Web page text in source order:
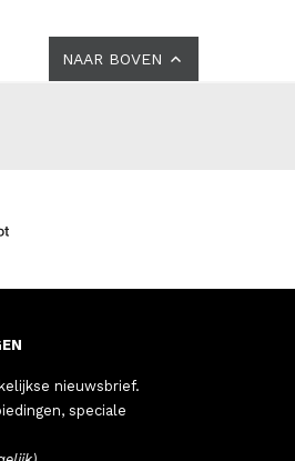
NAAR BOVEN
nieuwsbrief.
speciale